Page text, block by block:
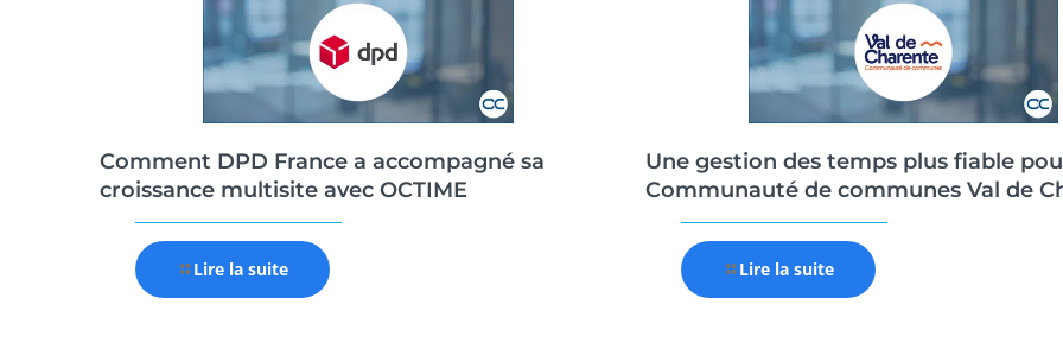
Comment DPD France a accompagné sa
croissance multisite avec OCTIME
Lire la suite
Une gestion des temps plus fiable
Communauté de communes Val de
Lire la suite